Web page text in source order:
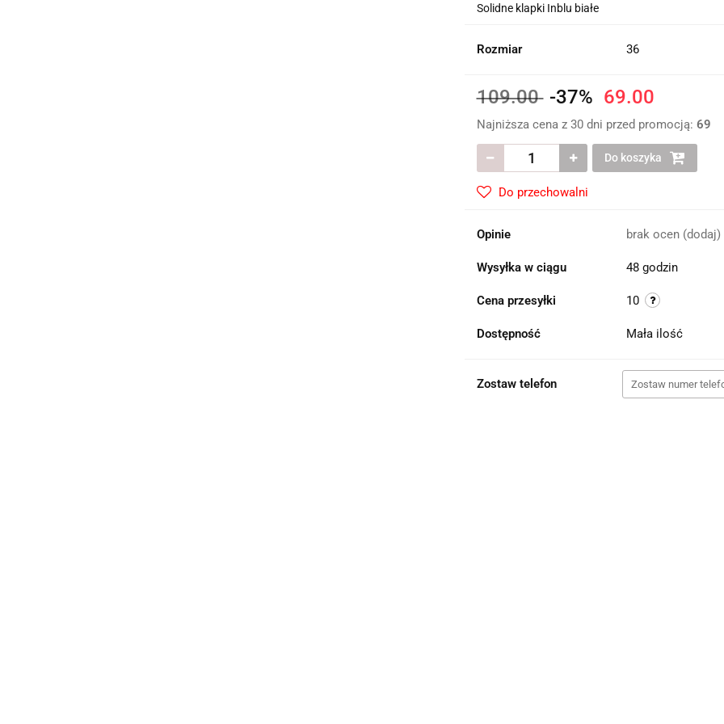
Solidne klapki Inblu białe
Rozmiar 36
109.00 -37% 69.00
Najniższa cena z 30 dni przed promocją: 69
Do koszyka
Do przechowalni
Opinie brak ocen (dodaj)
Wysyłka w ciągu 48 godzin
Cena przesyłki 10
Dostępność Mała ilość
Zostaw telefon